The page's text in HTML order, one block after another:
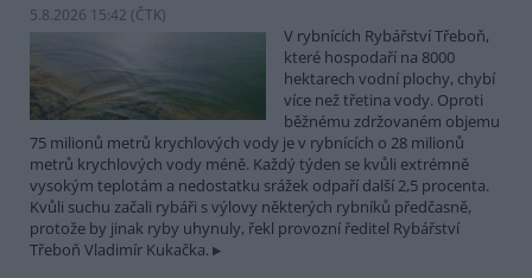
5.8.2026 15:42 (ČTK)
V rybnících Rybářství Třeboň,
které hospodaří na 8000
hektarech vodní plochy, chybí
více než třetina vody. Oproti
běžnému zdržovaném objemu
75 milionů metrů krychlových vody je v rybnících o 28 milionů
metrů krychlových vody méně. Každý týden se kvůli extrémně
vysokým teplotám a nedostatku srážek odpaří další 2,5 procenta.
Kvůli suchu začali rybáři s výlovy některých rybníků předčasně,
protože by jinak ryby uhynuly, řekl provozní ředitel Rybářství
Třeboň Vladimír Kukačka.